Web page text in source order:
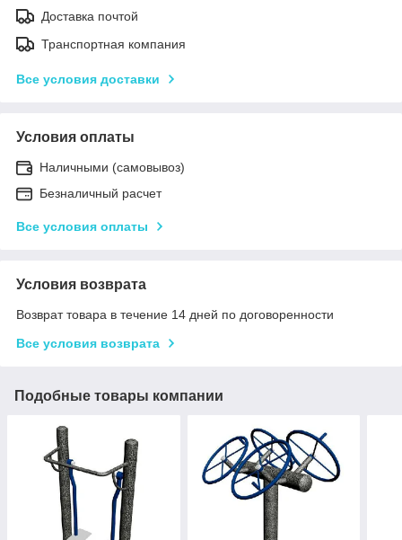
Доставка почтой
Транспортная компания
Все условия доставки
Условия оплаты
Наличными (самовывоз)
Безналичный расчет
Все условия оплаты
Условия возврата
Возврат товара в течение 14 дней по договоренности
Все условия возврата
Подобные товары компании